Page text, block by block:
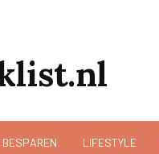
BESPAREN LIFESTYLE